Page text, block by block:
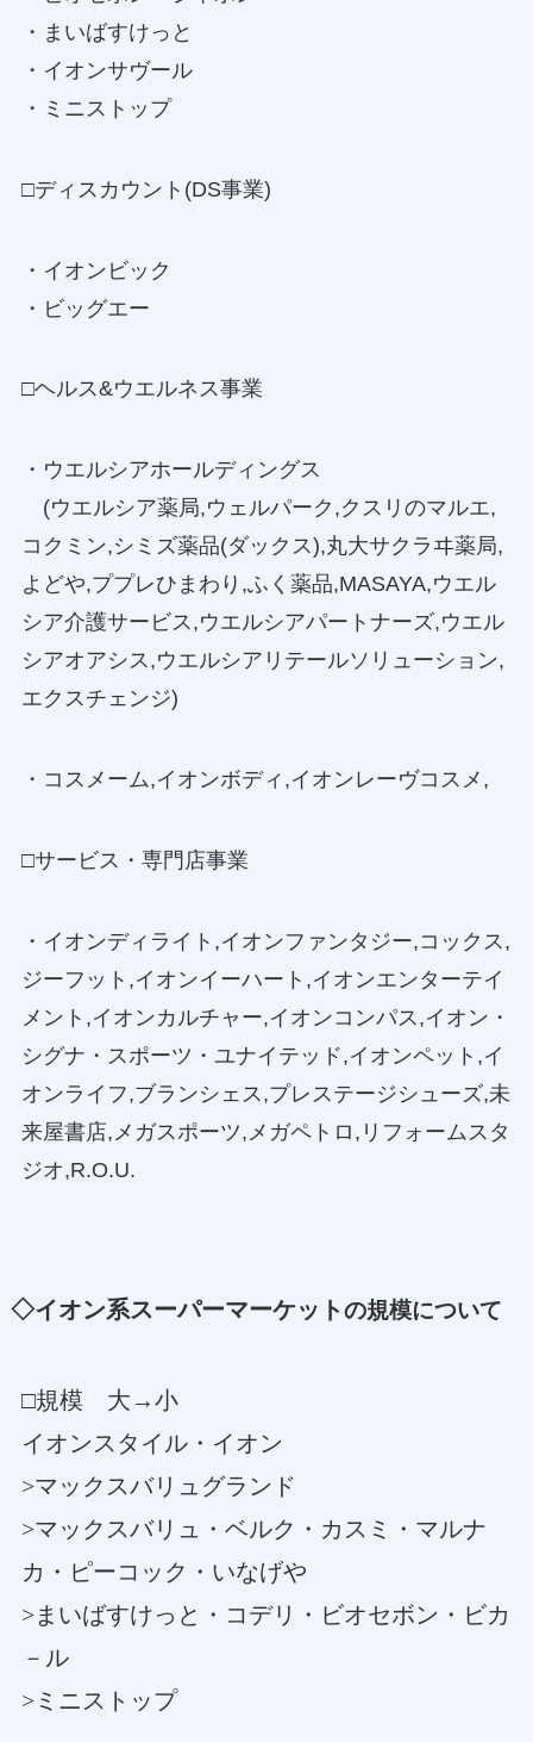
・まいばすけっと
・イオンサヴール
・ミニストップ
□ディスカウント(DS事業)
・イオンビック
・ビッグエー
□ヘルス&ウエルネス事業
・ウエルシアホールディングス
(ウエルシア薬局,ウェルパーク,クスリのマルエ,
コクミン,シミズ薬品(ダックス),丸大サクラヰ薬局,
よどや,ププレひまわり,ふく薬品,MASAYA,ウエル
シア介護サービス,ウエルシアパートナーズ,ウエル
シアオアシス,ウエルシアリテールソリューション,
エクスチェンジ)
・コスメーム,イオンボディ,イオンレーヴコスメ,
□サービス・専門店事業
・イオンディライト,イオンファンタジー,コックス,
ジーフット,イオンイーハート,イオンエンターテイ
メント,イオンカルチャー,イオンコンパス,イオン・
シグナ・スポーツ・ユナイテッド,イオンペット,イ
オンライフ,ブランシェス,プレステージシューズ,未
来屋書店,メガスポーツ,メガペトロ,リフォームスタ
ジオ,R.O.U.
◇イオン系スーパーマーケットの規模について
□規模 大→小
イオンスタイル・イオン
>マックスバリュグランド
>マックスバリュ・ベルク・カスミ・マルナ
カ・ピーコック・いなげや
>まいばすけっと・コデリ・ビオセボン・ビカ
－ル
>ミニストップ